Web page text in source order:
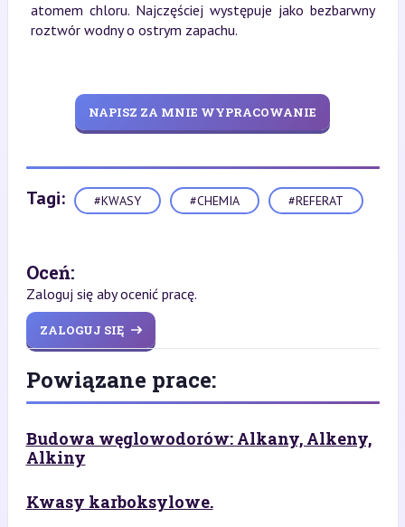
atomem chloru. Najczęściej występuje jako bezbarwny
roztwór wodny o ostrym zapachu.
NAPISZ ZA MNIE WYPRACOWANIE
Tagi: #KWASY #CHEMIA #REFERAT
Oceń:
Zaloguj się aby ocenić pracę.
ZALOGUJ SIĘ
Powiązane prace:
Budowa węglowodorów: Alkany, Alkeny,
Alkiny
Kwasy karboksylowe.